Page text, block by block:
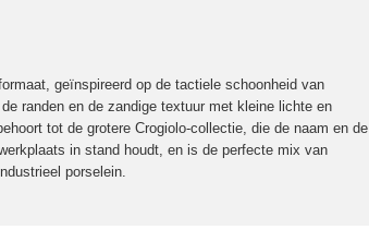
geïnspireerd op de tactiele schoonheid van
randen en de zandige textuur met kleine lichte en
tot de grotere Crogiolo-collectie, die de naam en de
in stand houdt, en is de perfecte mix van
porselein.